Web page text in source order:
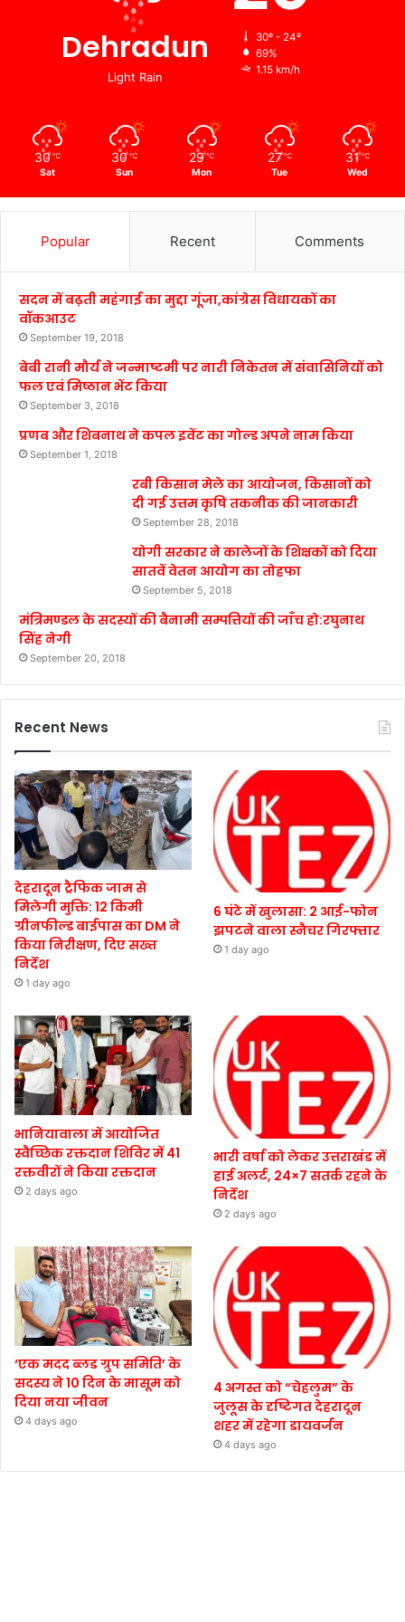
Dehradun
Light Rain
30º - 24º
69%
1.15 km/h
30 ℃
Sat
30 ℃
Sun
29 ℃
Mon
27 ℃
Tue
31 ℃
Wed
Popular Recent Comments
सदन में बढ़ती महंगाई का मुद्दा गूंजा,कांग्रेस विधायकों का
वॉकआउट
September 19, 2018
बेबी रानी मौर्य ने जन्माष्टमी पर नारी निकेतन में संवासिनियों को
फल एवं मिष्ठान भेंट किया
September 3, 2018
प्रणब और शिबनाथ ने कपल इवेंट का गोल्ड अपने नाम किया
September 1, 2018
रबी किसान मेले का आयोजन, किसानों को
दी गई उत्तम कृषि तकनीक की जानकारी
September 28, 2018
योगी सरकार ने कालेजों के शिक्षकों को दिया
सातवें वेतन आयोग का तोहफा
September 5, 2018
मंत्रिमण्डल के सदस्यों की बैनामी सम्पत्तियों की जाँच हो:रघुनाथ
सिंह नेगी
September 20, 2018
Recent News
देहरादून ट्रैफिक जाम से
मिलेगी मुक्ति: 12 किमी
ग्रीनफील्ड बाईपास का DM ने
किया निरीक्षण, दिए सख्त
निर्देश
1 day ago
6 घंटे में खुलासा: 2 आई-फोन
झपटने वाला स्नैचर गिरफ्तार
1 day ago
भानियावाला में आयोजित
स्वैच्छिक रक्तदान शिविर में 41
रक्तवीरों ने किया रक्तदान
2 days ago
भारी वर्षा को लेकर उत्तराखंड में
हाई अलर्ट, 24×7 सतर्क रहने के
निर्देश
2 days ago
‘एक मदद ब्लड ग्रुप समिति’ के
सदस्य ने 10 दिन के मासूम को
दिया नया जीवन
4 days ago
4 अगस्त को “चेहलुम” के
जुलूस के दृष्टिगत देहरादून
शहर में रहेगा डायवर्जन
4 days ago